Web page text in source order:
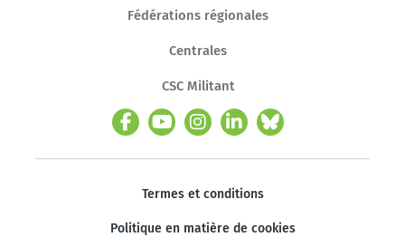
Fédérations régionales
Centrales
CSC Militant
Termes et conditions
Politique en matière de cookies